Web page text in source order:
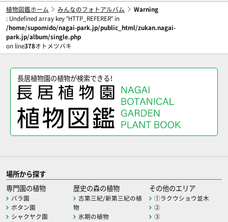
植物図鑑ホーム みんなのフォトアルバム
Warning
: Undefined array key "HTTP_REFERER" in
/home/supomido/nagai-park.jp/public_html/zukan.nagai-
park.jp/album/single.php
on line378オトメツバキ
長居植物園の植物が検索できる！
場所から探す
専門園の植物
バラ園
ボタン園
シャクヤク園
歴史の森の植物
古第三紀/新第三紀の植
物
氷期の植物
その他のエリア
①ラクウショウ並木
②
③